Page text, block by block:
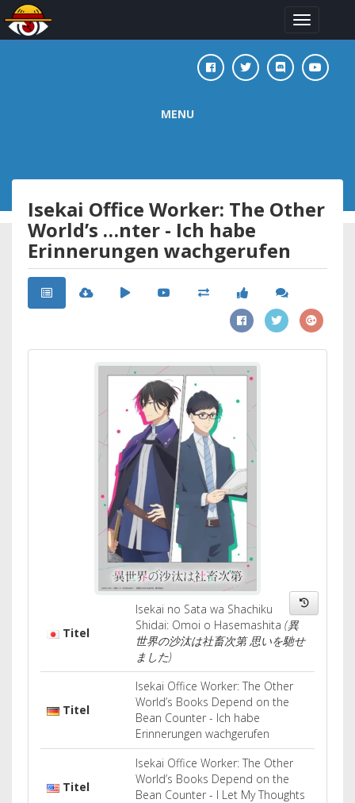
Toggle
navigation
MENU
Isekai Office Worker: The Other
World’s …nter - Ich habe
Erinnerungen wachgerufen
Titel
Isekai no Sata wa Shachiku
Shidai: Omoi o Hasemashita (異
世界の沙汰は社畜次第 思いを馳せ
ました)
Titel
Isekai Office Worker: The Other
World’s Books Depend on the
Bean Counter - Ich habe
Erinnerungen wachgerufen
Titel
Isekai Office Worker: The Other
World’s Books Depend on the
Bean Counter - I Let My Thoughts